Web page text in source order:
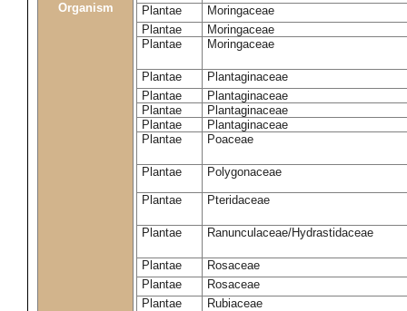
Organism
Plantae
Moringaceae
Plantae
Moringaceae
Plantae
Moringaceae
Plantae
Plantaginaceae
Plantae
Plantaginaceae
Plantae
Plantaginaceae
Plantae
Plantaginaceae
Plantae
Poaceae
Plantae Polygonaceae
Plantae Pteridaceae
Plantae Ranunculaceae/Hydrastidaceae
Plantae
Rosaceae
Plantae
Rosaceae
Plantae
Rubiaceae